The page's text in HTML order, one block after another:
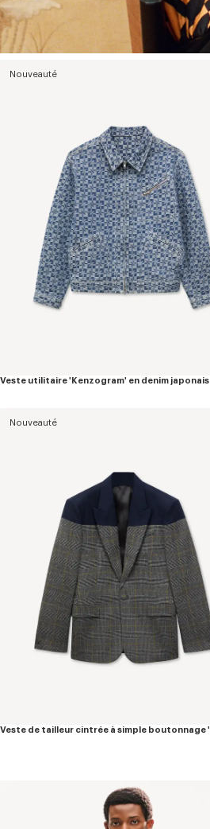
Nouveauté
Veste utilitaire 'Kenzogram' en denim japonais
Nouveauté